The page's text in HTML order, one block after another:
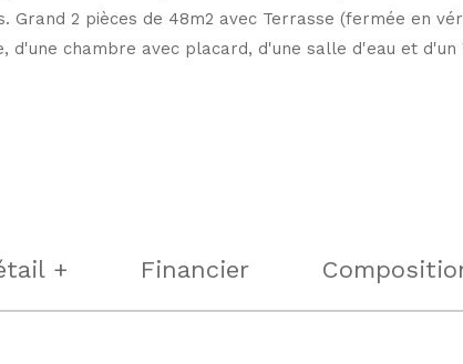
Grand 2 pièces de 48m2 avec Terrasse (fermée en
d'une chambre avec placard, d'une salle d'eau et
+ Financier